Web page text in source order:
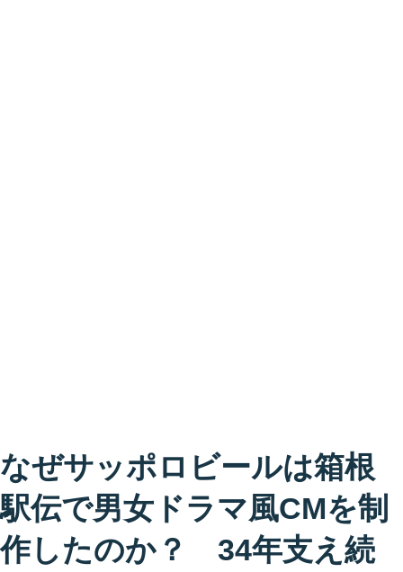
なぜサッポロビールは箱根
駅伝で男女ドラマ風CMを制
作したのか？ 34年支え続